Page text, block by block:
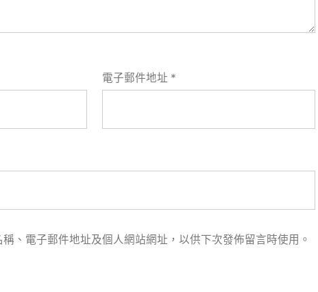
電子郵件地址 *
、電子郵件地址及個人網站網址，以供下次發佈留言時使用。